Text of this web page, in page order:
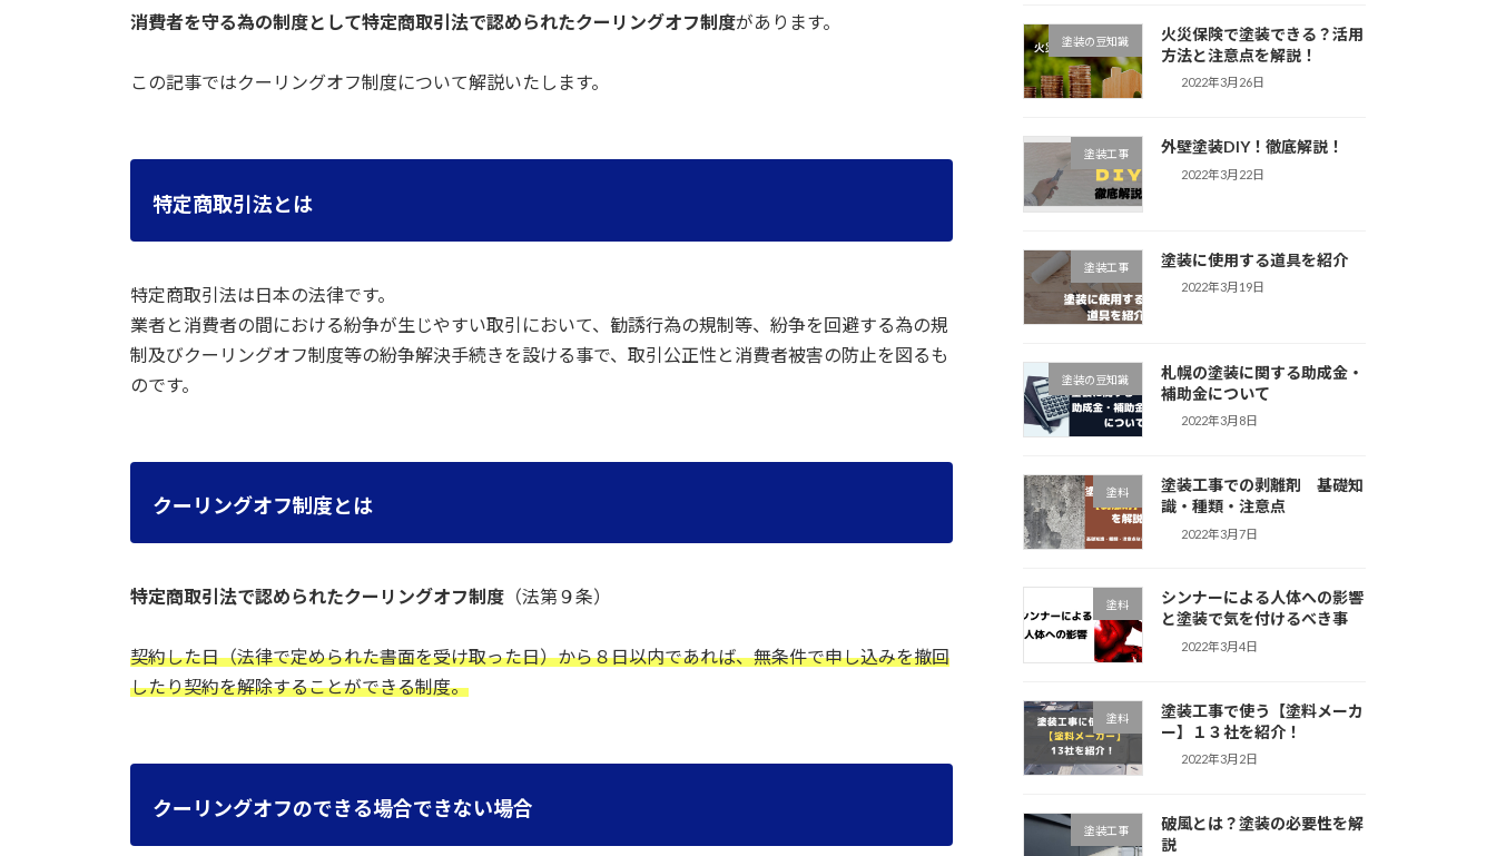
消費者を守る為の制度として特定商取引法で認められたクーリングオフ制度があります。
この記事ではクーリングオフ制度について解説いたします。
特定商取引法とは
特定商取引法は日本の法律です。
業者と消費者の間における紛争が生じやすい取引において、勧誘行為の規制等、紛争を回避する為の規
制及びクーリングオフ制度等の紛争解決手続きを設ける事で、取引公正性と消費者被害の防止を図るも
のです。
クーリングオフ制度とは
特定商取引法で認められたクーリングオフ制度 （法第９条）
契約した日（法律で定められた書面を受け取った日）から８日以内であれば、無条件で申し込みを撤回
したり契約を解除することができる制度。
クーリングオフのできる場合できない場合
塗装の豆知識
火災保険で塗装できる？活用
方法と注意点を解説！
2022年3月26日
塗装工事 外壁塗装DIY！徹底解説！
2022年3月22日
塗装工事 塗装に使用する道具を紹介
2022年3月19日
塗装の豆知識
札幌の塗装に関する助成金・
補助金について
2022年3月8日
塗料
塗装工事での剥離剤 基礎知
識・種類・注意点
2022年3月7日
塗料
シンナーによる人体への影響
と塗装で気を付けるべき事
2022年3月4日
塗料
塗装工事で使う【塗料メーカ
ー】１３社を紹介！
2022年3月2日
塗装工事
破風とは？塗装の必要性を解
説